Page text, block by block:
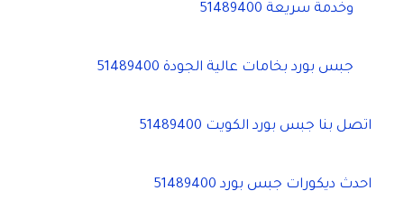
وخدمة سريعة 51489400
جبس بورد بخامات عالية الجودة 51489400
اتصل بنا جبس بورد الكويت 51489400
احدث ديكورات جبس بورد 51489400